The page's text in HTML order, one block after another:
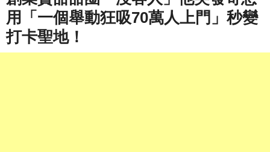
用「一個舉動狂吸70萬人上門」秒變
打卡聖地！